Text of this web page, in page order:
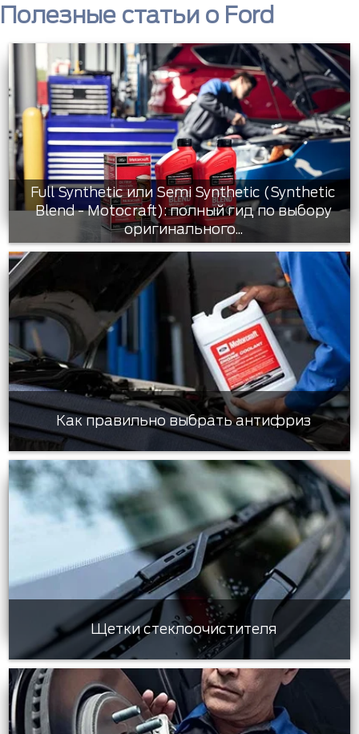
Полезные статьи о Ford
Full Synthetic или Semi Synthetic (Synthetic
Blend - Motocraft): полный гид по выбору
оригинального...
Как правильно выбрать антифриз
Щетки стеклоочистителя